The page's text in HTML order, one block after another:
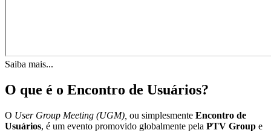
Saiba mais...
O que é o Encontro de Usuários?
O User Group Meeting (UGM), ou simplesmente Encontro de
Usuários, é um evento promovido globalmente pela PTV Group e